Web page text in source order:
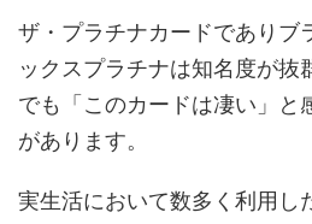
ザ・プラチナカードでありブ
ックスプラチナは知名度が抜
でも「このカードは凄い」と
があります。
実生活において数多く利用し